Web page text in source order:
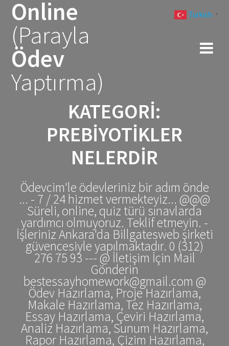
Online
(Parayla
Ödev
Yaptırma)
KATEGORI:
PREBIYOTIKLER
NELERDIR
Ödevcim'le ödevleriniz bir adım önde
... - 7 / 24 hizmet vermekteyiz... @@@
Süreli, online, quiz türü sınavlarda
yardımcı olmuyoruz. Teklif etmeyin. -
İşleriniz Ankara'da Billgatesweb şirketi
güvencesiyle yapılmaktadır. 0 (312)
276 75 93 --- @ İletişim İçin Mail
Gönderin
bestessayhomework@gmail.com @
Ödev Hazırlama, Proje Hazırlama,
Makale Hazırlama, Tez Hazırlama,
Essay Hazırlama, Çeviri Hazırlama,
Analiz Hazırlama, Sunum Hazırlama,
Rapor Hazırlama, Çizim Hazırlama,
Turkish ▼